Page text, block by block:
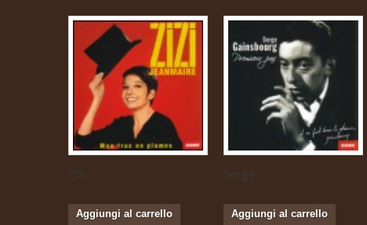
Zizi...
Aggiungi al carrello
Serge...
Aggiungi al carrello